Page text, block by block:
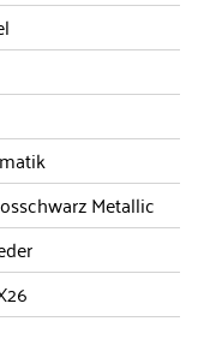
Metallic